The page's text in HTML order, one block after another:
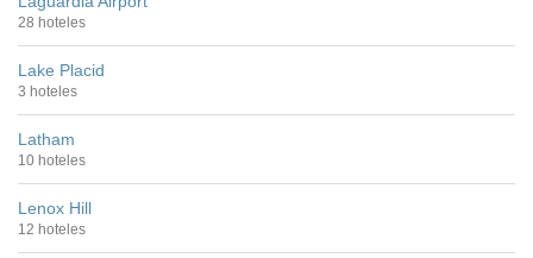
28 hoteles
Lake Placid
3 hoteles
Latham
10 hoteles
Lenox Hill
12 hoteles